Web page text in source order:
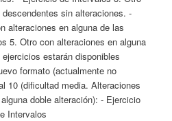
sin alteraciones. -
alteraciones en alguna de las
5. Otro con alteraciones en alguna
estarán disponibles
formato (actualmente no
10 (dificultad media. Alteraciones
doble alteración): - Ejercicio
Intervalos